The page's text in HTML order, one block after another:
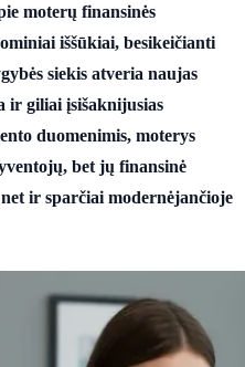
moterų finansinės
iššūkiai, besikeičianti
siekis atveria naujas
ir giliai įsišaknijusias
duomenimis, moterys
bet jų finansinė
ir sparčiai modernėjančioje